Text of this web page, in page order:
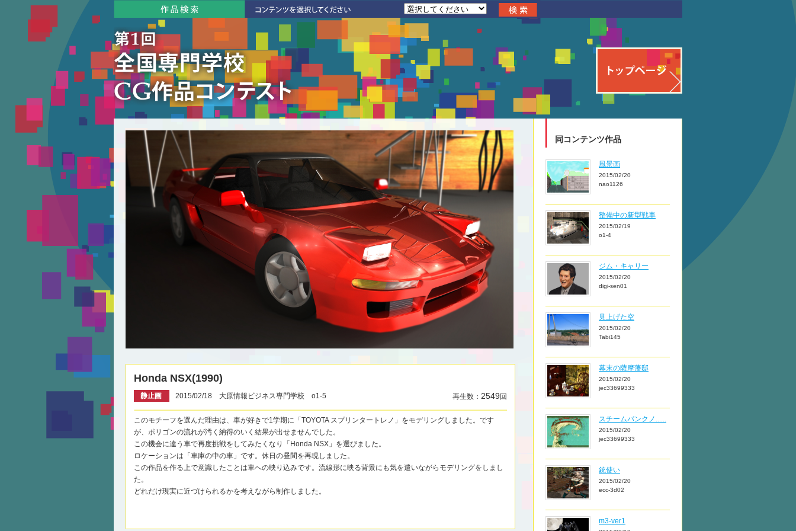
Honda NSX(1990)
2015/02/18 大原情報ビジネス専門学校 o1-5 再生数： 2549 回
このモチーフを選んだ理由は、車が好きで1学期に「TOYOTA スプリンタートレノ」をモデリングしました。です
が、ポリゴンの流れが汚く納得のいく結果が出せませんでした。
この機会に違う車で再度挑戦をしてみたくなり「Honda NSX」を選びました。
ロケーションは「車庫の中の車」です。休日の昼間を再現しました。
この作品を作る上で意識したことは車への映り込みです。流線形に映る背景にも気を遣いながらモデリングをしまし
た。
どれだけ現実に近づけられるかを考えながら制作しました。
同コンテンツ作品
風景画
2015/02/20
nao1126
整備中の新型戦車
2015/02/19
o1-4
ジム・キャリー
2015/02/20
digi-sen01
見上げた空
2015/02/20
Tabi145
幕末の薩摩藩邸
2015/02/20
jec33699333
スチームパンクノ......
2015/02/20
jec33699333
銃使い
2015/02/20
ecc-3d02
m3-ver1